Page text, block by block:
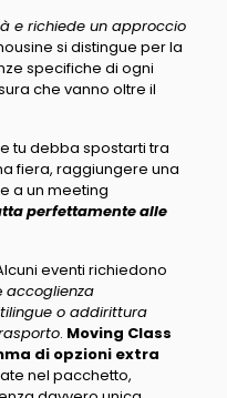
e richiede un approccio
si distingue per la
specifiche di ogni
che vanno oltre il
tu debba spostarti tra
fiera, raggiungere una
a un meeting
perfettamente alle
eventi richiedono
accoglienza
o addirittura
. Moving Class
di opzioni extra
nel pacchetto,